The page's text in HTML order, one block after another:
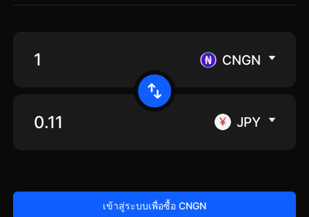
CNGN
JPY
เข้าสู่ระบบเพื่อซื้อ CNGN